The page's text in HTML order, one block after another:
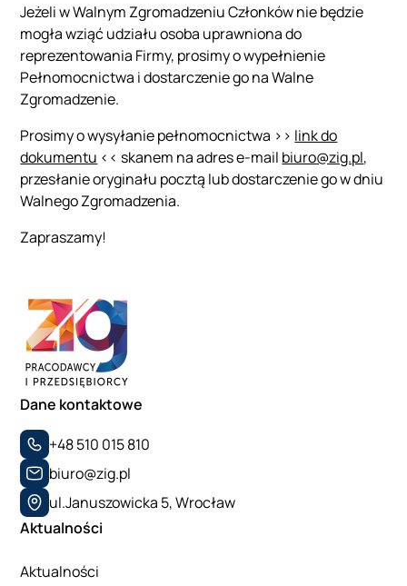
Jeżeli w Walnym Zgromadzeniu Członków nie będzie
mogła wziąć udziału osoba uprawniona do
reprezentowania Firmy, prosimy o wypełnienie
Pełnomocnictwa i dostarczenie go na Walne
Zgromadzenie.
Prosimy o wysyłanie pełnomocnictwa >> link do
dokumentu << skanem na adres e-mail biuro@zig.pl,
przesłanie oryginału pocztą lub dostarczenie go w dniu
Walnego Zgromadzenia.
Zapraszamy!
Dane kontaktowe
+48 510 015 810
biuro@zig.pl
ul.Januszowicka 5, Wrocław
Aktualności
Aktualności